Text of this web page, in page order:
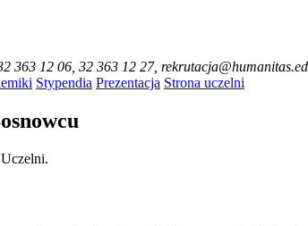
363 12 06, 32 363 12 27,
Stypendia Prezentacja Strona uczelni